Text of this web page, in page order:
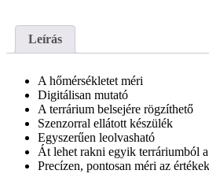
Leírás
A hőmérsékletet méri
Digitálisan mutató
A terrárium belsejére rögzíthető
Szenzorral ellátott készülék
Egyszerűen leolvasható
Át lehet rakni egyik terráriumból
Precízen, pontosan méri az